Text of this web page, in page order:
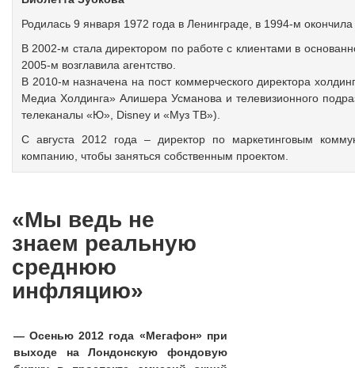
Родилась 9 января 1972 года в Ленинграде, в 1994-м
В 2002-м стала директором по работе с клиентами в
2005-м возглавила агентство.
В 2010-м назначена на пост коммерческого директора
Медиа Холдинга» Алишера Усманова и телевизионного
телеканалы «Ю», Disney и «Муз ТВ»).
С августа 2012 года – директор по маркетинговым
компанию, чтобы заняться собственным проектом.
«Мы ведь не
знаем реальную
среднюю
инфляцию»
— Осенью 2012 года «Мегафон» при
выходе на Лондонскую фондовую